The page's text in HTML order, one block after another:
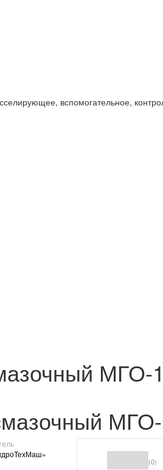
вспомогательное,
МГО-
(0)